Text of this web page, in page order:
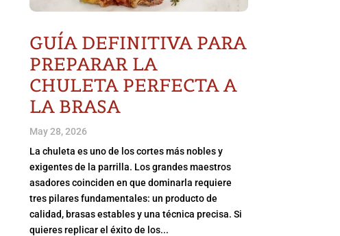
GUÍA DEFINITIVA PARA
PREPARAR LA
CHULETA PERFECTA A
LA BRASA
May 28, 2026
La chuleta es uno de los cortes más nobles y
exigentes de la parrilla. Los grandes maestros
asadores coinciden en que dominarla requiere
tres pilares fundamentales: un producto de
calidad, brasas estables y una técnica precisa. Si
quieres replicar el éxito de los...